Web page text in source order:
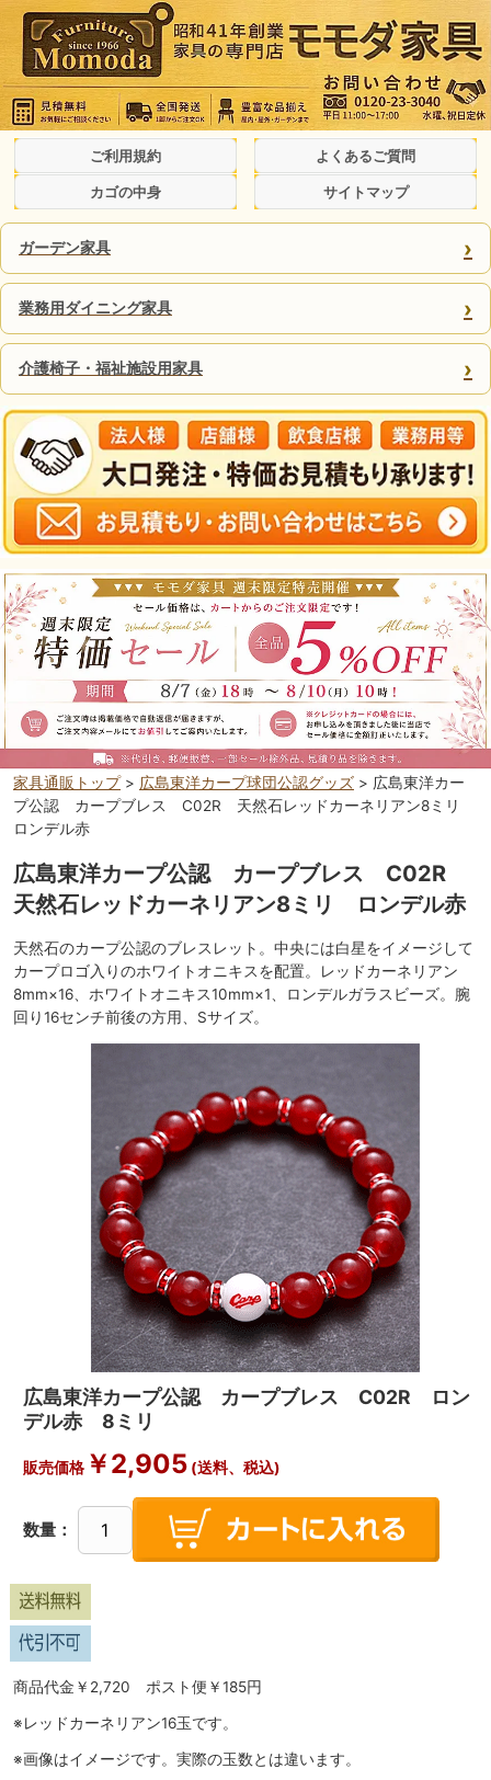
ご利用規約 よくあるご質問
カゴの中身 サイトマップ
ガーデン家具 ›
業務用ダイニング家具 ›
介護椅子・福祉施設用家具 ›
家具通販トップ> 広島東洋カープ球団公認グッズ > 広島東洋カー
プ公認 カープブレス C02R 天然石レッドカーネリアン8ミリ
ロンデル赤
広島東洋カープ公認 カープブレス C02R
天然石レッドカーネリアン8ミリ ロンデル赤
天然石のカープ公認のブレスレット。中央には白星をイメージして
カープロゴ入りのホワイトオニキスを配置。レッドカーネリアン
8mm×16、ホワイトオニキス10mm×1、ロンデルガラスビーズ。腕
回り16センチ前後の方用、Sサイズ。
広島東洋カープ公認 カープブレス C02R ロン
デル赤 8ミリ
販売価格￥2,905(送料、税込)
数量：
商品代金￥2,720 ポスト便￥185円
※レッドカーネリアン16玉です。
※画像はイメージです。実際の玉数とは違います。